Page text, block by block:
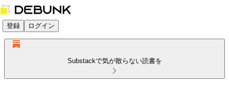
登録 ログイン
Substackで気が散らない読書を